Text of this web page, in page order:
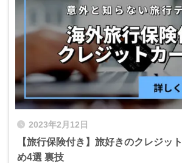
2023年2月12日
【旅行保険付き】旅好きのクレジッ
め4選 裏技